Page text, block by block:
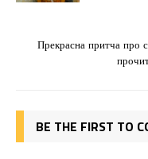
b
o
o
d
o
n
Прекрасна притча про
BE THE FIRST TO